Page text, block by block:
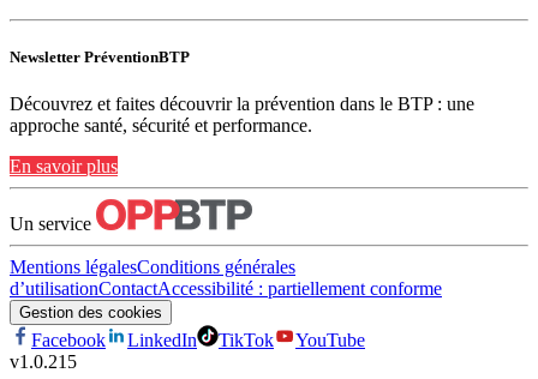
Newsletter PréventionBTP
Découvrez et faites découvrir la prévention dans le BTP : une
approche santé, sécurité et performance.
En savoir plus
Un service
Mentions légalesConditions générales
d’utilisationContactAccessibilité : partiellement conforme
Gestion des cookies
Facebook LinkedIn TikTok
YouTube
v1.0.215